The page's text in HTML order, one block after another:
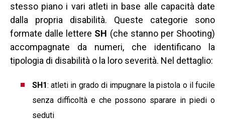
stesso piano i vari atleti in base alle capacità date
dalla propria disabilità. Queste categorie sono
formate dalle lettere SH (che stanno per Shooting)
accompagnate da numeri, che identificano la
tipologia di disabilità o la loro severità. Nel dettaglio:
SH1: atleti in grado di impugnare la pistola o il fucile
senza difficoltà e che possono sparare in piedi o
seduti